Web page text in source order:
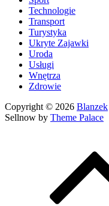
Technologie
Transport
Turystyka
Ukryte Zajawki
Uroda
Usługi
Wnętrza
Zdrowie
Copyright © 2026 Blanzek
Sellnow by Theme Palace